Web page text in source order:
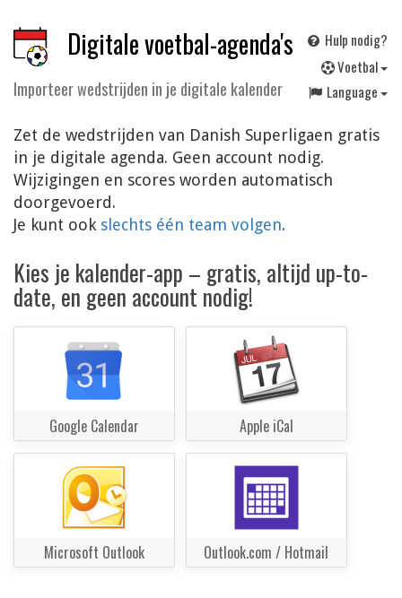
Digitale voetbal-agenda's
Importeer wedstrijden in je digitale kalender
Hulp nodig?
Voetbal
Language
Zet de wedstrijden van Danish Superligaen gratis
in je digitale agenda. Geen account nodig.
Wijzigingen en scores worden automatisch
doorgevoerd.
Je kunt ook slechts één team volgen.
Kies je kalender-app – gratis, altijd up-to-
date, en geen account nodig!
Google Calendar Apple iCal
Microsoft Outlook Outlook.com / Hotmail